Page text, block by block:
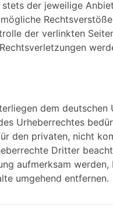
der jeweilige
der verlinkten
dem
Urheberrechtes
den privaten, nicht
Dritter
aufmerksam
umgehend entfernen.